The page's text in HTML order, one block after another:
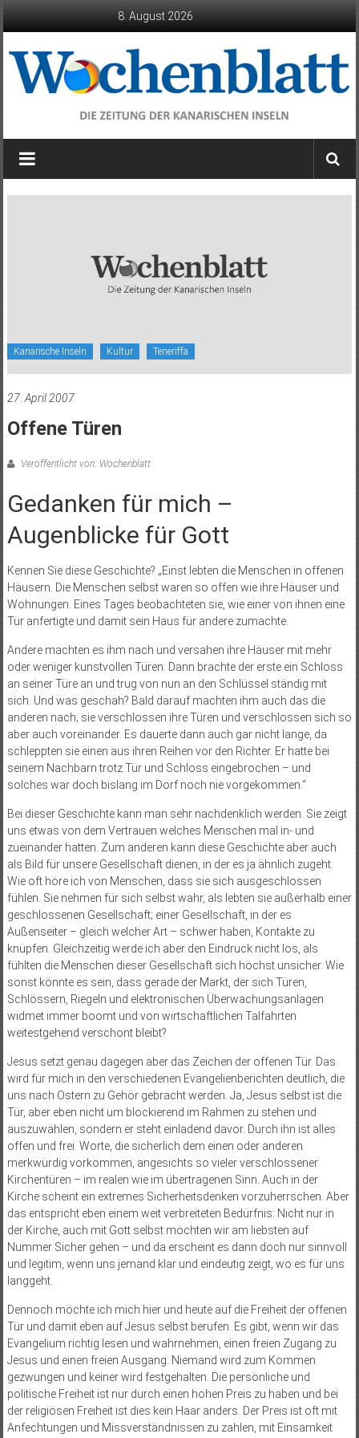
8. August 2026
Wochenblatt
die
Kanarische Inseln Kultur Teneriffa
27. April 2007
Offene Türen
Veröffentlicht von: Wochenblatt
Gedanken für mich –
Augenblicke für Gott
Kennen Sie diese Geschichte? „Einst lebten die Menschen in offenen
Häusern. Die Menschen selbst waren so offen wie ihre Häuser und
Wohnungen. Eines Tages beobachteten sie, wie einer von ihnen eine
Tür anfertigte und damit sein Haus für andere zumachte.
Andere machten es ihm nach und versahen ihre Häuser mit mehr
oder weniger kunstvollen Türen. Dann brachte der erste ein Schloss
an seiner Türe an und trug von nun an den Schlüssel ständig mit
sich. Und was geschah? Bald darauf machten ihm auch das die
anderen nach; sie verschlossen ihre Türen und verschlossen sich so
aber auch voreinander. Es dauerte dann auch gar nicht lange, da
schleppten sie einen aus ihren Reihen vor den Richter. Er hatte bei
seinem Nachbarn trotz Tür und Schloss eingebrochen – und
solches war doch bislang im Dorf noch nie vorgekommen.“
Bei dieser Geschichte kann man sehr nachdenklich werden. Sie zeigt
uns etwas von dem Vertrauen welches Menschen mal in- und
zueinander hatten. Zum anderen kann diese Geschichte aber auch
als Bild für unsere Gesellschaft dienen, in der es ja ähnlich zugeht.
Wie oft höre ich von Menschen, dass sie sich ausgeschlossen
fühlen. Sie nehmen für sich selbst wahr, als lebten sie außerhalb einer
geschlossenen Gesellschaft; einer Gesellschaft, in der es
Außenseiter – gleich welcher Art – schwer haben, Kontakte zu
knüpfen. Gleichzeitig werde ich aber den Eindruck nicht los, als
fühlten die Menschen dieser Gesellschaft sich höchst unsicher. Wie
sonst könnte es sein, dass gerade der Markt, der sich Türen,
Schlössern, Riegeln und elektronischen Überwachungsanlagen
widmet immer boomt und von wirtschaftlichen Talfahrten
weitestgehend verschont bleibt?
Jesus setzt genau dagegen aber das Zeichen der offenen Tür. Das
wird für mich in den verschiedenen Evangelienberichten deutlich, die
uns nach Ostern zu Gehör gebracht werden. Ja, Jesus selbst ist die
Tür, aber eben nicht um blockierend im Rahmen zu stehen und
auszuwählen, sondern er steht einladend davor. Durch ihn ist alles
offen und frei. Worte, die sicherlich dem einen oder anderen
merkwürdig vorkommen, angesichts so vieler verschlossener
Kirchentüren – im realen wie im übertragenen Sinn. Auch in der
Kirche scheint ein extremes Sicherheitsdenken vorzuherrschen. Aber
das entspricht eben einem weit verbreiteten Bedürfnis: Nicht nur in
der Kirche, auch mit Gott selbst möchten wir am liebsten auf
Nummer Sicher gehen – und da erscheint es dann doch nur sinnvoll
und legitim, wenn uns jemand klar und eindeutig zeigt, wo es für uns
langgeht.
Dennoch möchte ich mich hier und heute auf die Freiheit der offenen
Tür und damit eben auf Jesus selbst berufen. Es gibt, wenn wir das
Evangelium richtig lesen und wahrnehmen, einen freien Zugang zu
Jesus und einen freien Ausgang. Niemand wird zum Kommen
gezwungen und keiner wird festgehalten. Die persönliche und
politische Freiheit ist nur durch einen hohen Preis zu haben und bei
der religiösen Freiheit ist dies kein Haar anders. Der Preis ist oft mit
Anfechtungen und Missverständnissen zu zahlen, mit Einsamkeit